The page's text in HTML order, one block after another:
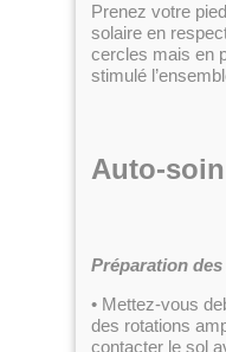
Prenez votre
solaire en
cercles mais en
stimulé
Auto-
Préparation
• Mettez-vous
des rotations
contacter le sol